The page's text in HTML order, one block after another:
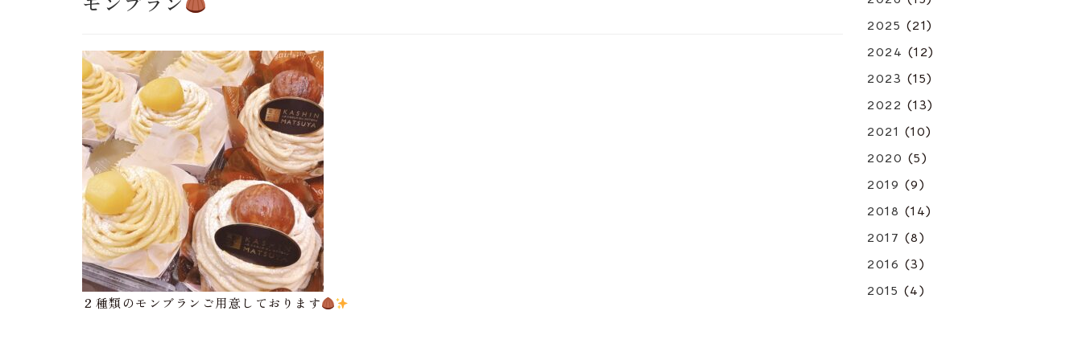
２種類のモンブランご用意しております
2025 (21)
2024 (12)
2023 (15)
2022 (13)
2021 (10)
2020 (5)
2019 (9)
2018 (14)
2017 (8)
2016 (3)
2015 (4)